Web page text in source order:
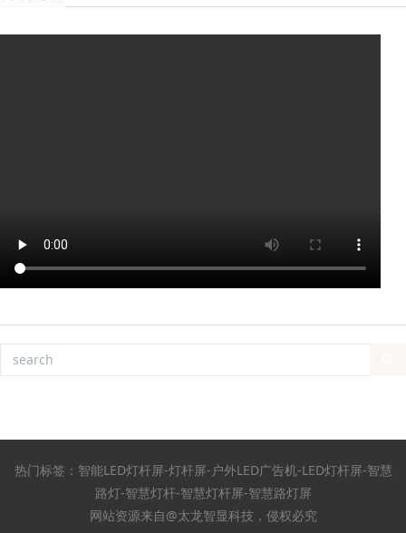
热门标签：智能LED灯杆屏-灯杆屏-户外LED广告机-LED灯杆屏-智慧
路灯-智慧灯杆-智慧灯杆屏-智慧路灯屏
网站资源来自@太龙智显科技，侵权必究